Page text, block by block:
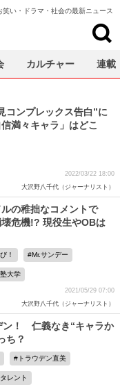
い・ドラマ・社会の最新ニュース
コンプレックス告白”に
満々キャラ」はどこ
2022/03/22 18:00
大沢野八千代（ジャーナリスト）
の稚拙なコメントで
壊危機!? 現役生やOBは
！ Mr.サンデー
大学
2021/05/29 07:00
大沢野八千代（ジャーナリスト）
ン！ 仁義なき“キャラか
ち？
トラウデン直美
レント
カルチャー 連載